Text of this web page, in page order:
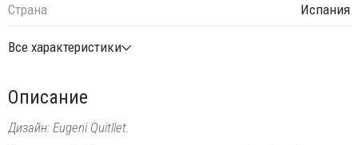
Страна
Испания
Все характеристики
Описание
Дизайн: Eugeni Quitllet.